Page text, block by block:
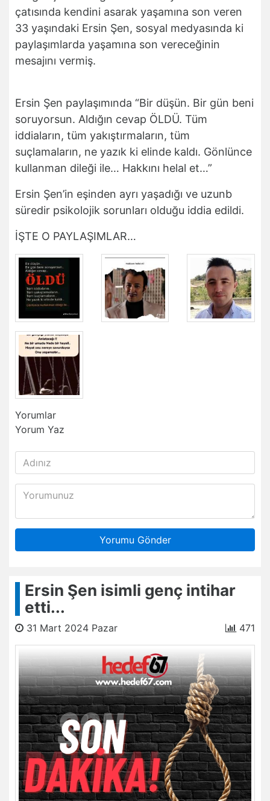
çatısında kendini asarak yaşamına son veren
33 yaşındaki Ersin Şen, sosyal medyasında ki
paylaşımlarda yaşamına son vereceğinin
mesajını vermiş.
Ersin Şen paylaşımında “Bir düşün. Bir gün beni
soruyorsun. Aldığın cevap ÖLDÜ. Tüm
iddiaların, tüm yakıştırmaların, tüm
suçlamaların, ne yazık ki elinde kaldı. Gönlünce
kullanman dileği ile… Hakkını helal et…”
Ersin Şen’in eşinden ayrı yaşadığı ve uzunb
süredir psikolojik sorunları olduğu iddia edildi.
İŞTE O PAYLAŞIMLAR…
Yorumlar
Yorum Yaz
Yorumu Gönder
Ersin Şen isimli genç intihar
etti...
31 Mart 2024 Pazar 471